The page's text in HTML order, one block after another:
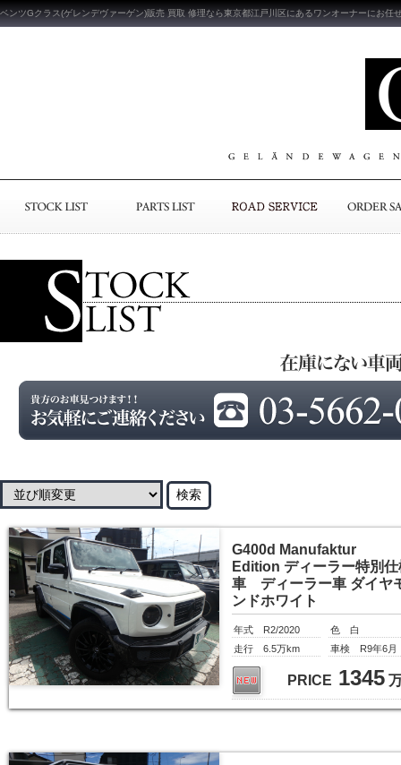
ベンツGクラス(ゲレンデヴァーゲン)販売 買取 修理なら東京都江戸川区にあるワンオーナーにお任
G400d Manufaktur
Edition ディーラー特別仕
車 ディーラー車 ダイヤ
ンドホワイト
年式 R2/2020
走行 6.5万km
色 白
車検 R9年6月
PRICE 1345